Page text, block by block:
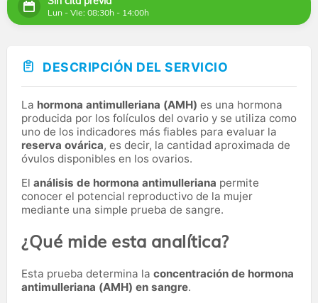
Lun - Vie: 08:30h - 14:00h
DESCRIPCIÓN DEL SERVICIO
La hormona antimulleriana (AMH) es una hormona
producida por los folículos del ovario y se utiliza como
uno de los indicadores más fiables para evaluar la
reserva ovárica, es decir, la cantidad aproximada de
óvulos disponibles en los ovarios.
El análisis de hormona antimulleriana permite
conocer el potencial reproductivo de la mujer
mediante una simple prueba de sangre.
¿Qué mide esta analítica?
Esta prueba determina la concentración de hormona
antimulleriana (AMH) en sangre.